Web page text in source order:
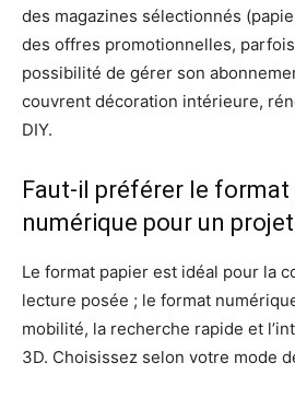
des magazines sélectionnés
des offres promotionnelles,
possibilité de gérer son
couvrent décoration intérieure,
DIY.
Faut-il préférer le format
numérique pour un
Le format papier est idéal pour la
lecture posée ; le format
mobilité, la recherche rapide et
3D. Choisissez selon votre mode